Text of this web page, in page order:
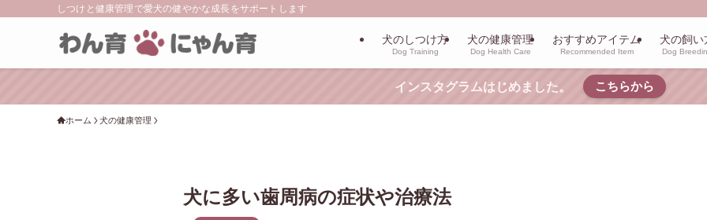
しつけと健康管理で愛犬の健やかな成長をサポートします
犬のしつけ方
Dog Training
犬の健康管理
Dog Health Care
おすすめアイテム
Recommended Item
犬の飼い
Dog
インスタグラムはじめました。 こちらから
ホーム 犬の健康管理
犬に多い歯周病の症状や治療法